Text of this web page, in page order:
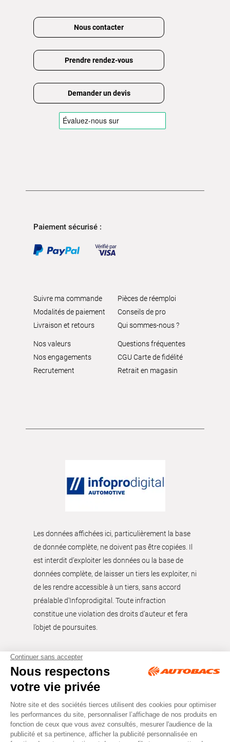
Nous contacter
Prendre rendez-vous
Demander un devis
Paiement sécurisé :
Suivre ma commande
Modalités de paiement
Livraison et retours
Pièces de réemploi
Conseils de pro
Qui sommes-nous ?
Nos valeurs
Nos engagements
Recrutement
Questions fréquentes
CGU Carte de fidélité
Retrait en magasin
Les données affichées ici, particulièrement la base
de donnée complète, ne doivent pas être copiées. Il
est interdit d’exploiter les données ou la base de
données complète, de laisser un tiers les exploiter, ni
de les rendre accessible à un tiers, sans accord
préalable d'Infoprodigital. Toute infraction
constitue une violation des droits d’auteur et fera
l’objet de poursuites.
Tous droits réservés © Autobacs